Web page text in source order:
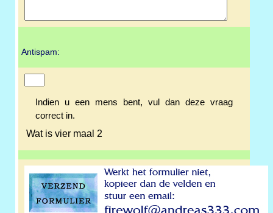
Antispam:
Indien u een mens bent, vul dan deze vraag
correct in.
Wat is vier maal 2